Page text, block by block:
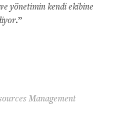
yönetimin kendi ekibine
”
Management